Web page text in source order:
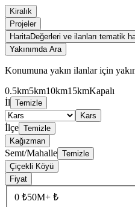
Kiralık
Projeler
HaritaDeğerleri ve ilanları tematik
Yakınımda Ara
Konumuna yakın ilanlar için
0.5km5km10km15kmKapalı
İl Temizle
Kars
İlçe Temizle
Kağızman
Semt/Mahalle Temizle
Çiçekli Köyü
Fiyat
0 ₺50M+ ₺